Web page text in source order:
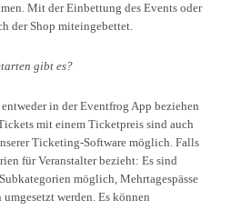
Mit der Einbettung des Events oder
der Shop miteingebettet.
gibt es?
in der Eventfrog App beziehen
mit einem Ticketpreis sind auch
Ticketing-Software möglich. Falls
für Veranstalter bezieht: Es sind
möglich, Mehrtagespässe
werden. Es können